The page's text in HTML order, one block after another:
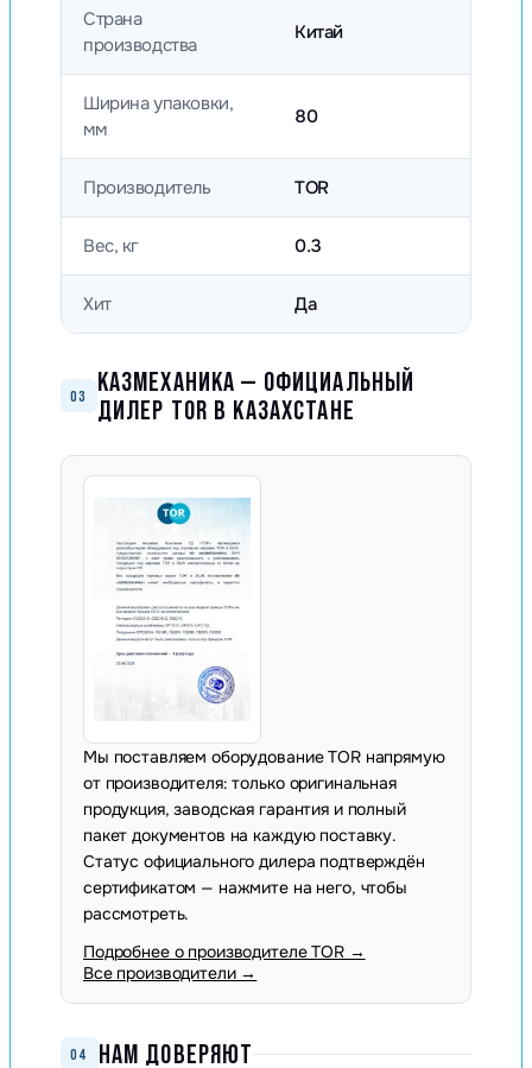
Страна
производства
Китай
Ширина упаковки,
мм
80
Производитель TOR
Вес, кг 0.3
Хит Да
03
КАЗМЕХАНИКА — ОФИЦИАЛЬНЫЙ
ДИЛЕР TOR В КАЗАХСТАНЕ
Мы поставляем оборудование TOR напрямую
от производителя: только оригинальная
продукция, заводская гарантия и полный
пакет документов на каждую поставку.
Статус официального дилера подтверждён
сертификатом — нажмите на него, чтобы
рассмотреть.
Подробнее о производителе TOR →
Все производители →
04 НАМ ДОВЕРЯЮТ